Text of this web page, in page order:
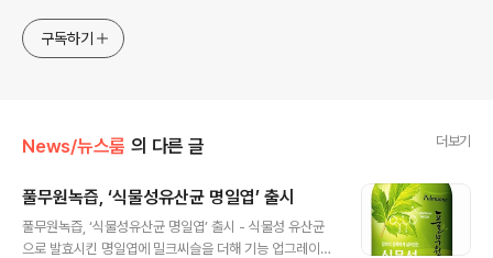
구독하기
News/뉴스룸 의 다른 글 더보기
풀무원녹즙, ‘식물성유산균 명일엽’ 출시
풀무원녹즙, ‘식물성유산균 명일엽’ 출시 - 식물성 유산균
으로 발효시킨 명일엽에 밀크씨슬을 더해 기능 업그레이드